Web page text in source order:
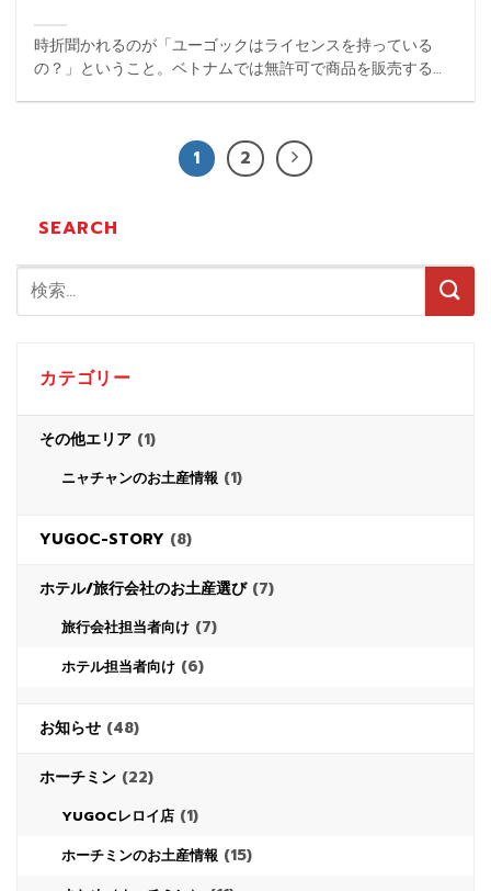
SEARCH
カテゴリー
その他エリア (1)
ニャチャンのお土産情報 (1)
YUGOC-STORY (8)
ホテル/旅行会社のお土産選び(7)
旅行会社担当者向け (7)
ホテル担当者向け (6)
お知らせ (48)
ホーチミン (22)
YUGOCレロイ店 (1)
ホーチミンのお土産情報 (15)
時折聞かれるのが「ユーゴックはライセンスを持っている
の？」ということ。ベトナムでは無許可で商品を販売するの
1 2